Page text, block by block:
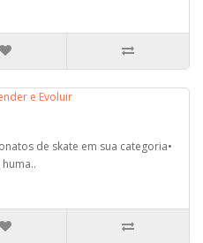
de skate em sua categoria•